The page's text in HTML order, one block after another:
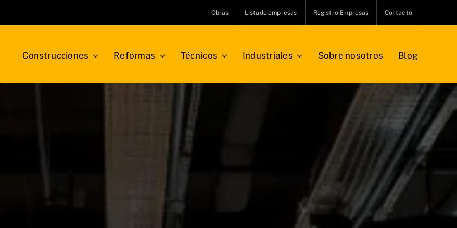
Obras Listado empresas Registro Empresas Contacto
Construcciones Reformas Técnicos Industriales Sobre nosotros Blog